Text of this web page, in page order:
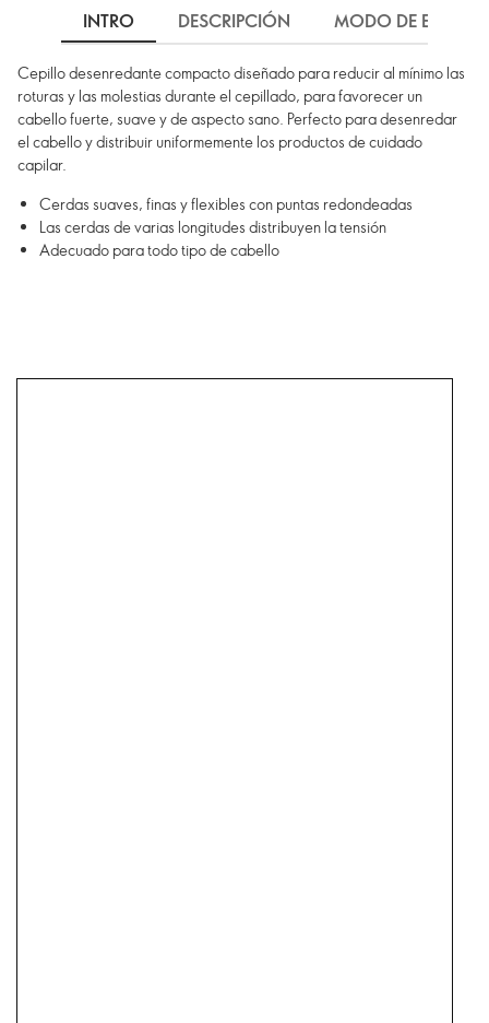
INTRO DESCRIPCIÓN MODO DE EMPLEO
Cepillo desenredante compacto diseñado para reducir al mínimo las
roturas y las molestias durante el cepillado, para favorecer un
cabello fuerte, suave y de aspecto sano. Perfecto para desenredar
el cabello y distribuir uniformemente los productos de cuidado
capilar.
Cerdas suaves, finas y flexibles con puntas redondeadas
Las cerdas de varias longitudes distribuyen la tensión
Adecuado para todo tipo de cabello